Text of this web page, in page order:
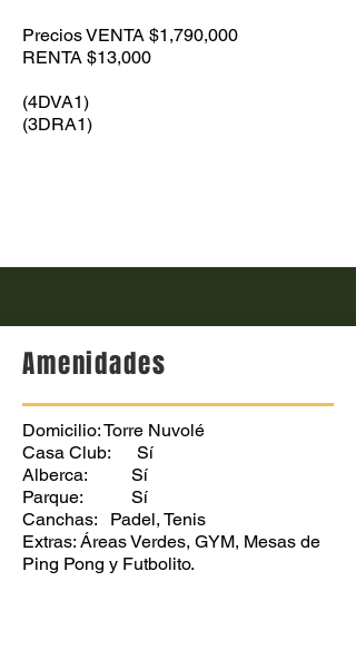
Precios VENTA $1,790,000
RENTA $13,000
(4DVA1)
(3DRA1)
Amenidades
Domicilio: Torre Nuvolé
Casa Club: Sí
Alberca: Sí
Parque: Sí
Canchas: Padel, Tenis
Extras: Áreas Verdes, GYM, Mesas de
Ping Pong y Futbolito.